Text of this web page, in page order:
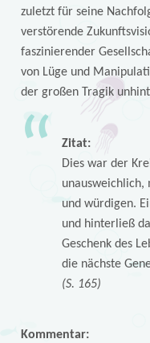
zuletzt für seine
verstörende
faszinierender
von Lüge und
der großen Tragik
Zitat:
Dies war der
unausweichlich,
und würdigen.
und hinterließ
Geschenk des
die nächste
(S. 165)
Kommentar: